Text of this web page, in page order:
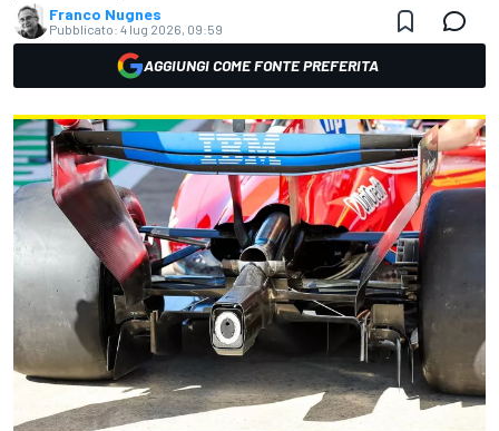
Franco Nugnes
Pubblicato: 4 lug 2026, 09:59
AGGIUNGI COME FONTE PREFERITA